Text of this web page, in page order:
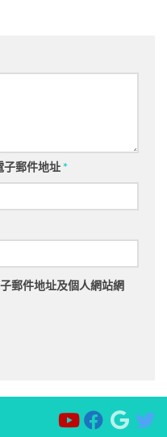
子郵件地址*
郵件地址及個人網站網